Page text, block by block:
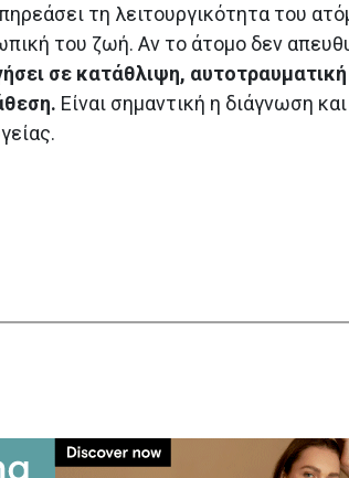
τη λειτουργικότητα του
του ζωή. Αν το άτομο δεν
σε κατάθλιψη, αυτοτραυματική
Είναι σημαντική η διάγνωση